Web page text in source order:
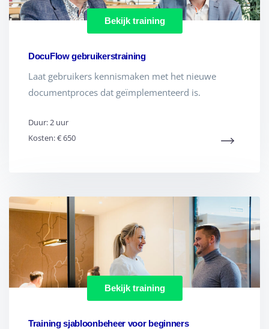
Bekijk training
DocuFlow gebruikerstraining
Laat gebruikers kennismaken met het nieuwe
documentproces dat geïmplementeerd is.
Duur: 2 uur
Kosten: € 650
Bekijk training
Training sjabloonbeheer voor beginners